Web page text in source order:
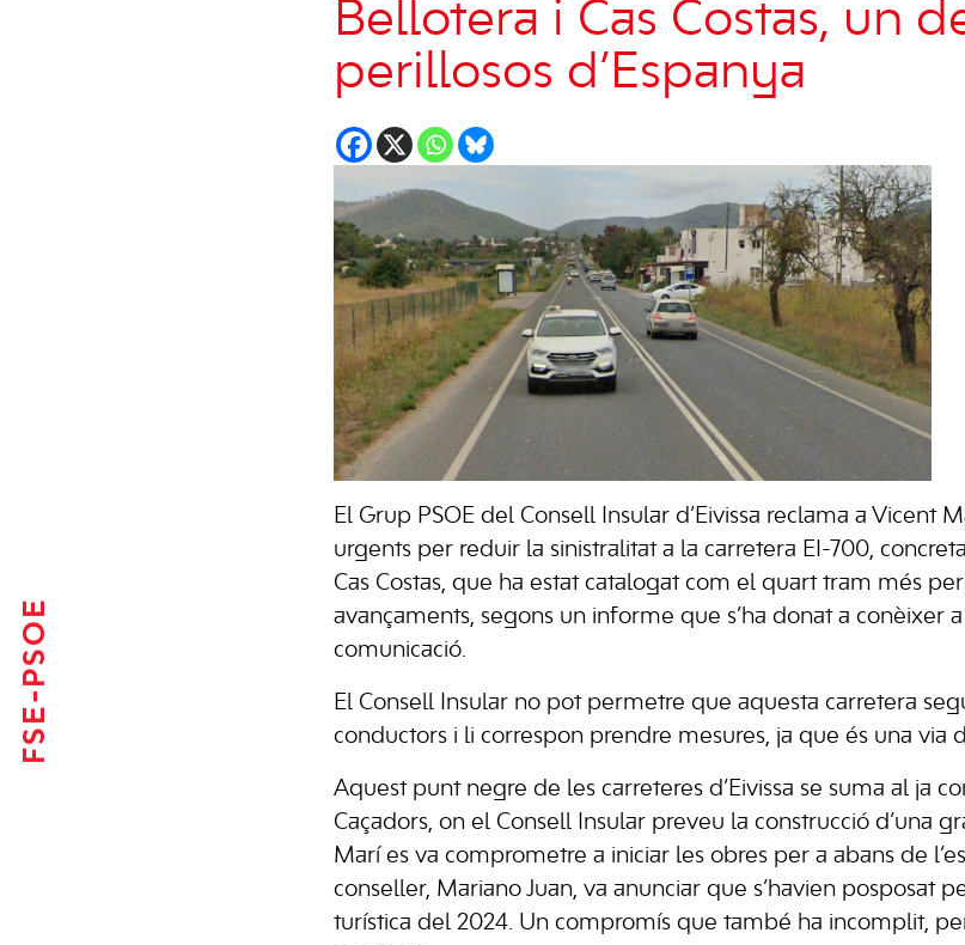
FSE-PSOE
Bellotera i Cas Costas, un
perillosos d’Espanya
El Grup PSOE del Consell Insular d’Eivissa reclama a Vicent
urgents per reduir la sinistralitat a la carretera EI-700,
Cas Costas, que ha estat catalogat com el quart tram més
avançaments, segons un informe que s’ha donat a conèixer
comunicació.
El Consell Insular no pot permetre que aquesta carretera
conductors i li correspon prendre mesures, ja que és una via
Aquest punt negre de les carreteres d’ Eivissa se suma al ja
Caçadors, on el Consell Insular preveu la construcció d’una
Marí es va comprometre a iniciar les obres per a abans de
conseller, Mariano Juan, va anunciar que s’havien posposat
turística del 2024. Un compromís que també ha incomplit,